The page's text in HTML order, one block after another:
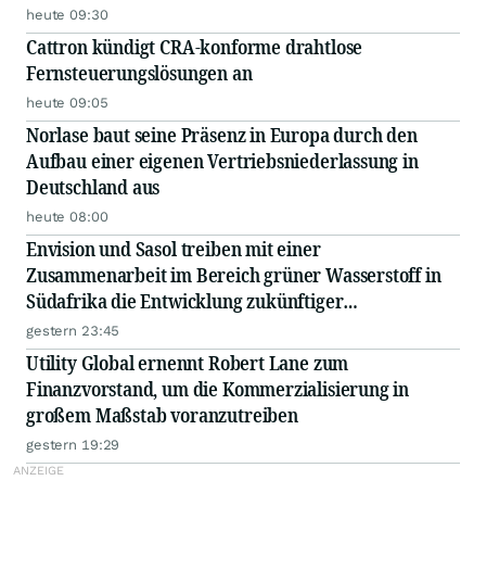
heute 09:30
Cattron kündigt CRA-konforme drahtlose
Fernsteuerungslösungen an
heute 09:05
Norlase baut seine Präsenz in Europa durch den
Aufbau einer eigenen Vertriebsniederlassung in
Deutschland aus
heute 08:00
Envision und Sasol treiben mit einer
Zusammenarbeit im Bereich grüner Wasserstoff in
Südafrika die Entwicklung zukünftiger
Energiesysteme voran
gestern 23:45
Utility Global ernennt Robert Lane zum
Finanzvorstand, um die Kommerzialisierung in
großem Maßstab voranzutreiben
gestern 19:29